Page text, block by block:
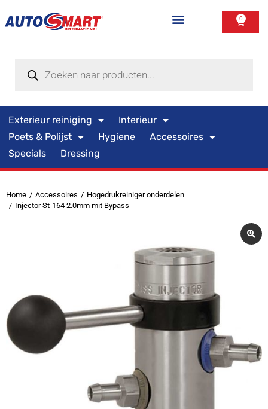
0
Exterieur reiniging
Interieur
Poets & Polijst
Hygiene
Accessoires
Specials
Dressing
Je bent hier:
Home Accessoires
Hogedrukreiniger onderdelen
Injector St-164 2.0mm mit Bypass